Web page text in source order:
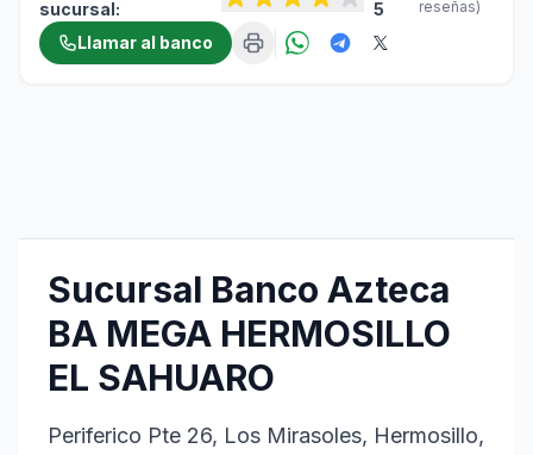
sucursal:
5
reseñas)
Llamar al banco
Sucursal Banco Azteca
BA MEGA HERMOSILLO
EL SAHUARO
Periferico Pte 26, Los Mirasoles, Hermosillo,